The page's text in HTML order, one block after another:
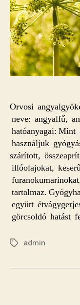
Orvosi
neve: angyalfű,
hatóanyagai:
használjuk
szárított,
illóolajokat,
tartalmaz.
együtt
görcsoldó hatást
Címkékadmin